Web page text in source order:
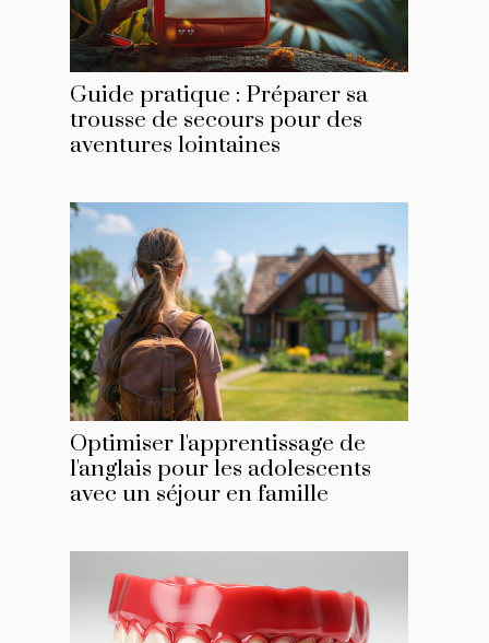
Guide pratique : Préparer sa
trousse de secours pour des
aventures lointaines
Optimiser l'apprentissage de
l'anglais pour les adolescents
avec un séjour en famille